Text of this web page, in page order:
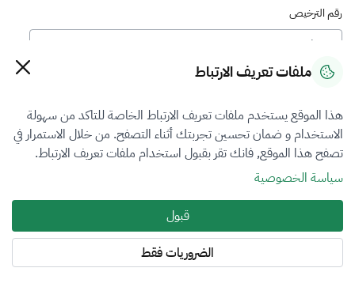
رقم الترخيص
رقم العضوية
فرع التقييم
العقار
نوع العضوية
الكل
المنطقة
ملفات تعريف الارتباط
هذا الموقع يستخدم ملفات تعريف الارتباط الخاصة للتاكد من سهولة
الاستخدام و ضمان تحسين تجربتك أثناء التصفح. من خلال الاستمرار في
تصفح هذا الموقع, فانك تقر بقبول استخدام ملفات تعريف الارتباط.
سياسة الخصوصية
قبول
الضروريات فقط